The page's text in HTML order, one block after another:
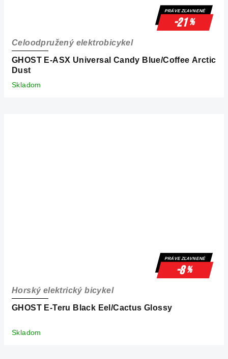
PRÁVE ZĽAVNENÉ
-21%
GHOST E-ASX Universal Candy Blue/Coffee Arctic
Dust
Celoodpružený elektrobicykel
Skladom
PRÁVE ZĽAVNENÉ
-8%
GHOST E-Teru Black Eel/Cactus Glossy
Horský elektrický bicykel
Skladom